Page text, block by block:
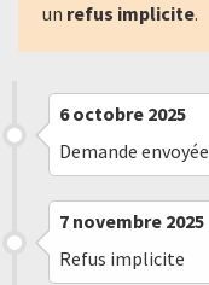
un refus implicite.
6 octobre 2025
Demande envoyée
7 novembre 2025
Refus implicite